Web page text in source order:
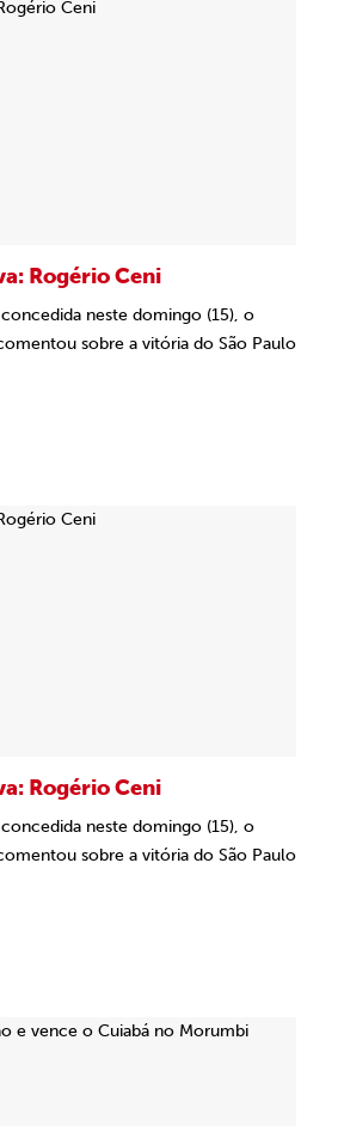
Rogério Ceni
neste domingo (15), o
sobre a vitória do São Paulo
Rogério Ceni
neste domingo (15), o
sobre a vitória do São Paulo